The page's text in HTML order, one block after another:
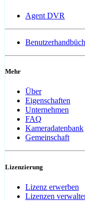
Agent DVR
Mehr
Über
Eigenschaften
Unternehmen
FAQ
Kameradatenbank
Gemeinschaft
Lizenzierung
Lizenz erwerben
Lizenzen